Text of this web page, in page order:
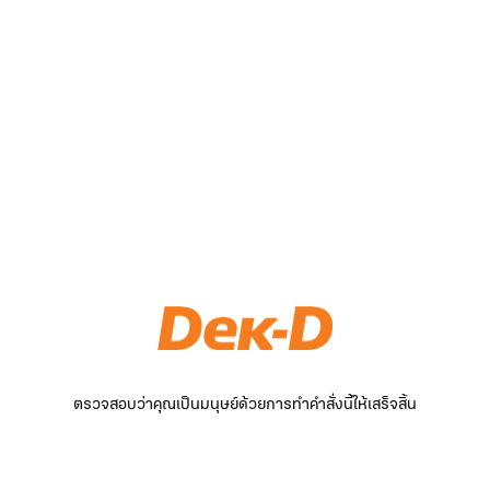
ตรวจสอบว่าคุณเป็นมนุษย์ด้วยการทำคำสั่งนี้ให้เสร็จสิ้น